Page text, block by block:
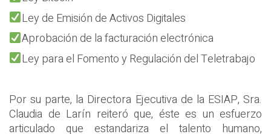
Ley de Emisión de Activos Digitales
Aprobación de la facturación electrónica
Ley para el Fomento y Regulación del Teletrabajo
Por su parte, la Directora Ejecutiva de la ESIAP, Sra.
Claudia de Larín reiteró que, éste es un esfuerzo
articulado que estandariza el talento humano,